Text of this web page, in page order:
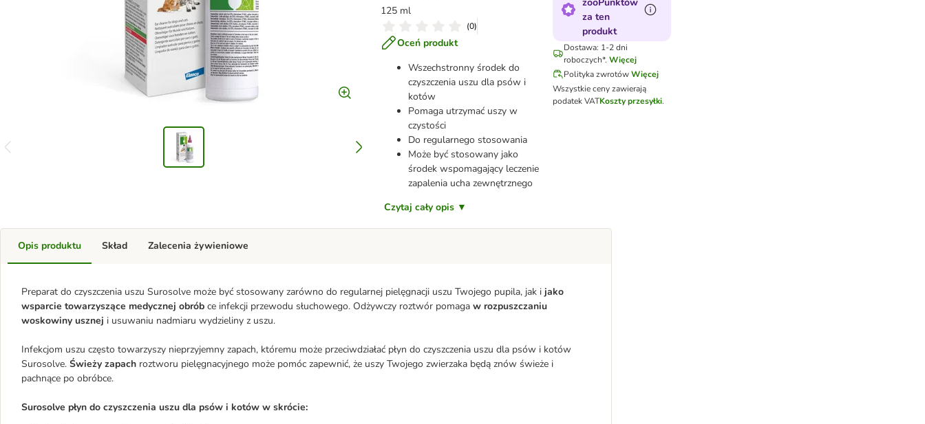
125 ml
(0)
Oceń produkt
Wszechstronny środek do
czyszczenia uszu dla psów i
kotów
Pomaga utrzymać uszy w
czystości
Do regularnego stosowania
Może być stosowany jako
środek wspomagający leczenie
zapalenia ucha zewnętrznego
Czytaj cały opis ▼
za ten
produkt
Dostawa: 1-2 dni
roboczych*. Więcej
Polityka zwrotówWięcej
Wszystkie ceny zawierają
podatek VATKoszty przesyłki.
Opis produktu
Preparat do czyszczenia uszu Surosolve może być stosowany zarówno do regularnej pielęgnacji uszu Twojego pupila, jak i jako
wsparcie towarzyszące medycznej obrób ce infekcji przewodu słuchowego. Odżywczy roztwór pomaga w rozpuszczaniu
woskowiny usznej i usuwaniu nadmiaru wydzieliny z uszu.
Infekcjom uszu często towarzyszy nieprzyjemny zapach, któremu może przeciwdziałać płyn do czyszczenia uszu dla psów i kotów
Surosolve. Świeży zapach roztworu pielęgnacyjnego może pomóc zapewnić, że uszy Twojego zwierzaka będą znów świeże i
pachnące po obróbce.
Surosolve płyn do czyszczenia uszu dla psów i kotów w skrócie:
Skład Zalecenia żywieniowe